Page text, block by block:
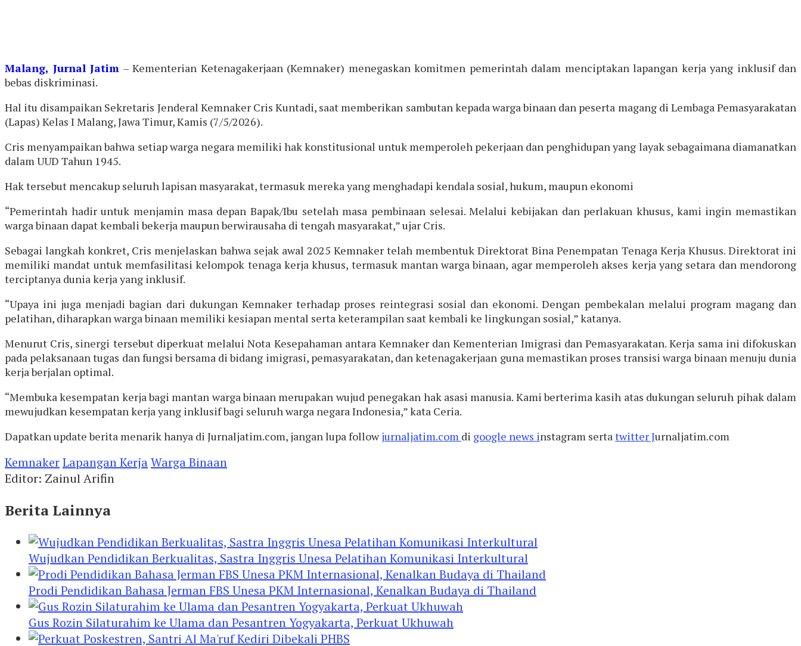
Malang, Jurnal Jatim – Kementerian Ketenagakerjaan (Kemnaker) menegaskan komitmen pemerintah dalam menciptakan lapangan kerja yang inklusif dan
bebas diskriminasi.
Hal itu disampaikan Sekretaris Jenderal Kemnaker Cris Kuntadi, saat memberikan sambutan kepada warga binaan dan peserta magang di Lembaga Pemasyarakatan
(Lapas) Kelas I Malang, Jawa Timur, Kamis (7/5/2026).
Cris menyampaikan bahwa setiap warga negara memiliki hak konstitusional untuk memperoleh pekerjaan dan penghidupan yang layak sebagaimana diamanatkan
dalam UUD Tahun 1945.
Hak tersebut mencakup seluruh lapisan masyarakat, termasuk mereka yang menghadapi kendala sosial, hukum, maupun ekonomi
“Pemerintah hadir untuk menjamin masa depan Bapak/Ibu setelah masa pembinaan selesai. Melalui kebijakan dan perlakuan khusus, kami ingin memastikan
warga binaan dapat kembali bekerja maupun berwirausaha di tengah masyarakat,” ujar Cris.
Sebagai langkah konkret, Cris menjelaskan bahwa sejak awal 2025 Kemnaker telah membentuk Direktorat Bina Penempatan Tenaga Kerja Khusus. Direktorat ini
memiliki mandat untuk memfasilitasi kelompok tenaga kerja khusus, termasuk mantan warga binaan, agar memperoleh akses kerja yang setara dan mendorong
terciptanya dunia kerja yang inklusif.
“Upaya ini juga menjadi bagian dari dukungan Kemnaker terhadap proses reintegrasi sosial dan ekonomi. Dengan pembekalan melalui program magang dan
pelatihan, diharapkan warga binaan memiliki kesiapan mental serta keterampilan saat kembali ke lingkungan sosial,” katanya.
Menurut Cris, sinergi tersebut diperkuat melalui Nota Kesepahaman antara Kemnaker dan Kementerian Imigrasi dan Pemasyarakatan. Kerja sama ini difokuskan
pada pelaksanaan tugas dan fungsi bersama di bidang imigrasi, pemasyarakatan, dan ketenagakerjaan guna memastikan proses transisi warga binaan menuju dunia
kerja berjalan optimal.
“Membuka kesempatan kerja bagi mantan warga binaan merupakan wujud penegakan hak asasi manusia. Kami berterima kasih atas dukungan seluruh pihak dalam
mewujudkan kesempatan kerja yang inklusif bagi seluruh warga negara Indonesia,” kata Ceria.
Dapatkan update berita menarik hanya di Jurnaljatim.com, jangan lupa followjurnaljatim.com di google news instagram serta twitter Jurnaljatim.com
KemnakerLapangan KerjaWarga Binaan
Editor: Zainul Arifin
Berita Lainnya
Wujudkan Pendidikan Berkualitas, Sastra Inggris Unesa Pelatihan Komunikasi Interkultural
Prodi Pendidikan Bahasa Jerman FBS Unesa PKM Internasional, Kenalkan Budaya di Thailand
Gus Rozin Silaturahim ke Ulama dan Pesantren Yogyakarta, Perkuat Ukhuwah